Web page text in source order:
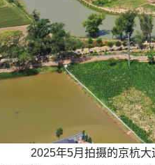
2025年5月拍摄的京杭